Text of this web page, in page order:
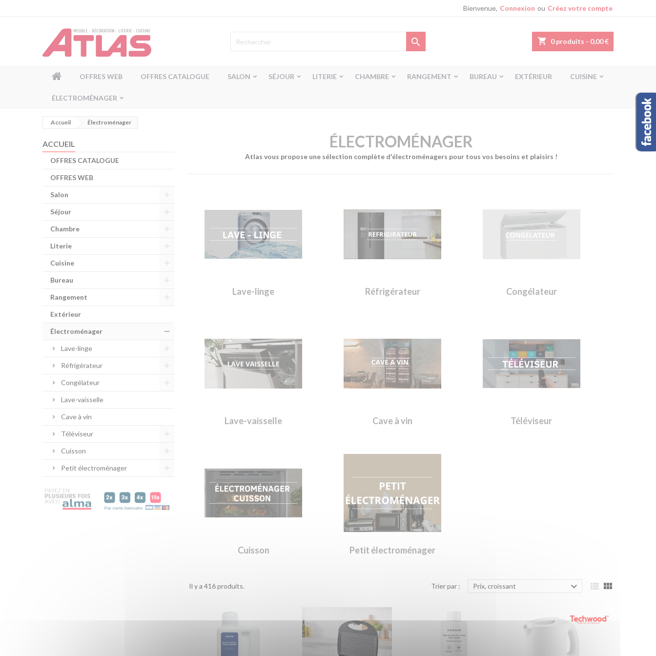
Bienvenue, Connexion ou Créez votre compte
shopping_cart 0produits - 0,00 €

OFFRES WEB OFFRES CATALOGUE SALON SÉJOUR LITERIE CHAMBRE RANGEMENT BUREAU EXTÉRIEUR CUISINE
ÉLECTROMÉNAGER
Accueil Électroménager
ACCUEIL
OFFRES CATALOGUE
OFFRES WEB
Salon
Séjour
Chambre
Literie
Cuisine
Bureau
Rangement
Extérieur
Électroménager
Lave-linge
Réfrigérateur
Congélateur
Lave-vaisselle
Cave à vin
Téléviseur
Cuisson
Petit électroménager
ÉLECTROMÉNAGER
Atlas vous propose une sélection complète d'électroménagers pour tous vos besoins et plaisirs !
Lave-linge Réfrigérateur Congélateur
Lave-vaisselle Cave à vin Téléviseur
Cuisson Petit électroménager
Il y a 416 produits. Trier par : Prix, croissant   